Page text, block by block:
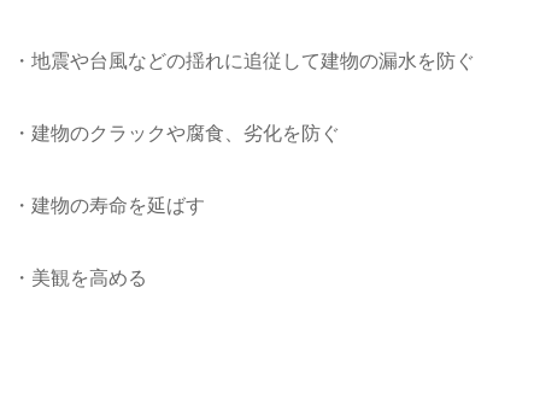
・地震や台風などの揺れに追従して建物の漏水を防ぐ
・建物のクラックや腐食、劣化を防ぐ
・建物の寿命を延ばす
・美観を高める